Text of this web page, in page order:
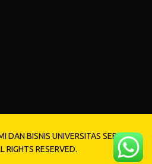
DAN BISNIS UNIVERSITAS SEBELAS
RIGHTS RESERVED.